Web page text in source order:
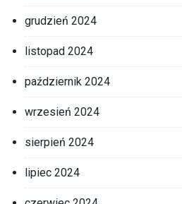
grudzień 2024
listopad 2024
październik 2024
wrzesień 2024
sierpień 2024
lipiec 2024